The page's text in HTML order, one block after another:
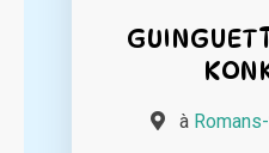
à